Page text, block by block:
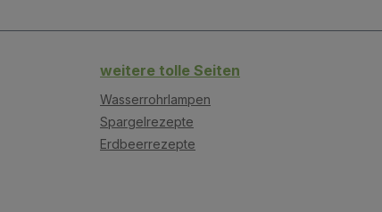
weitere tolle Seiten
Wasserrohrlampen
Spargelrezepte
Erdbeerrezepte